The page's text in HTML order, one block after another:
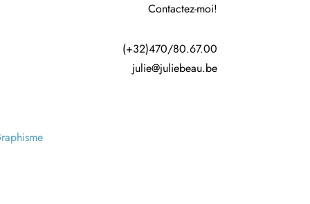
Contactez-moi!
(+32)470/80.67.00
julie@juliebeau.be